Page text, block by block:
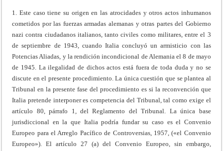
1. Este caso tiene su origen en las atrocidades y otros actos inhumanos
cometidos por las fuerzas armadas alemanas y otras partes del Gobierno
nazi contra ciudadanos italianos, tanto civiles como militares, entre el 3
de septiembre de 1943, cuando Italia concluyó un armisticio con las
Potencias Aliadas, y la rendición incondicional de Alemania el 8 de mayo
de 1945. La ilegalidad de dichos actos está fuera de toda duda y no se
discute en el presente procedimiento. La única cuestión que se plantea al
Tribunal en la presente fase del procedimiento es si la reconvención que
Italia pretende interponer es competencia del Tribunal, tal como exige el
artículo 80, párrafo 1, del Reglamento del Tribunal. La única base
jurisdiccional en la que Italia podría fundar su caso es el Convenio
Europeo para el Arreglo Pacífico de Controversias, 1957, («el Convenio
Europeo»). El artículo 27 (a) del Convenio Europeo, sin embargo,